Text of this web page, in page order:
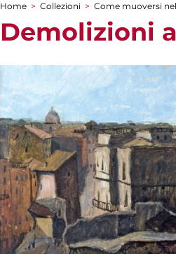
Tu sei qui
Home > Collezioni > Come muoversi
Demolizioni